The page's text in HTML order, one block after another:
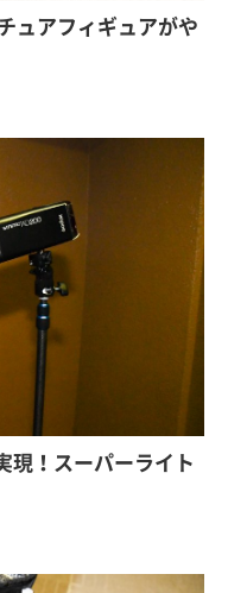
ュアフィギュアがや
現！スーパーライト